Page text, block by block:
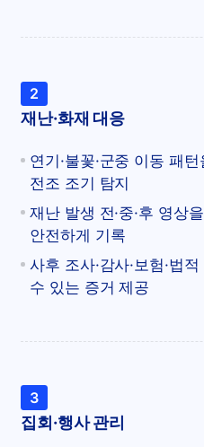
2
재난·화재 대응
연기·불꽃·군중 이동 패
전조 조기 탐지
재난 발생 전·중·후 영상
안전하게 기록
사후 조사·감사·보험·법
수 있는 증거 제공
3
집회·행사 관리